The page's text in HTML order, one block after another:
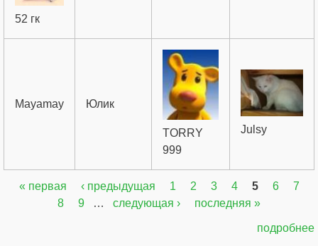
52 гк
Mayamay Юлик
TORRY
999
Julsy
Страницы
« первая ‹ предыдущая 1 2 3 4 5 6
7
8
9 … следующая › последняя »
подробнее